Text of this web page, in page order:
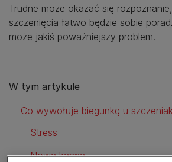
Trudne może okazać się
szczenięcia łatwo będzie sobie
może jakiś poważniejszy problem.
W tym artykule
Co wywołuje biegunkę u
Stress
Nowa karma